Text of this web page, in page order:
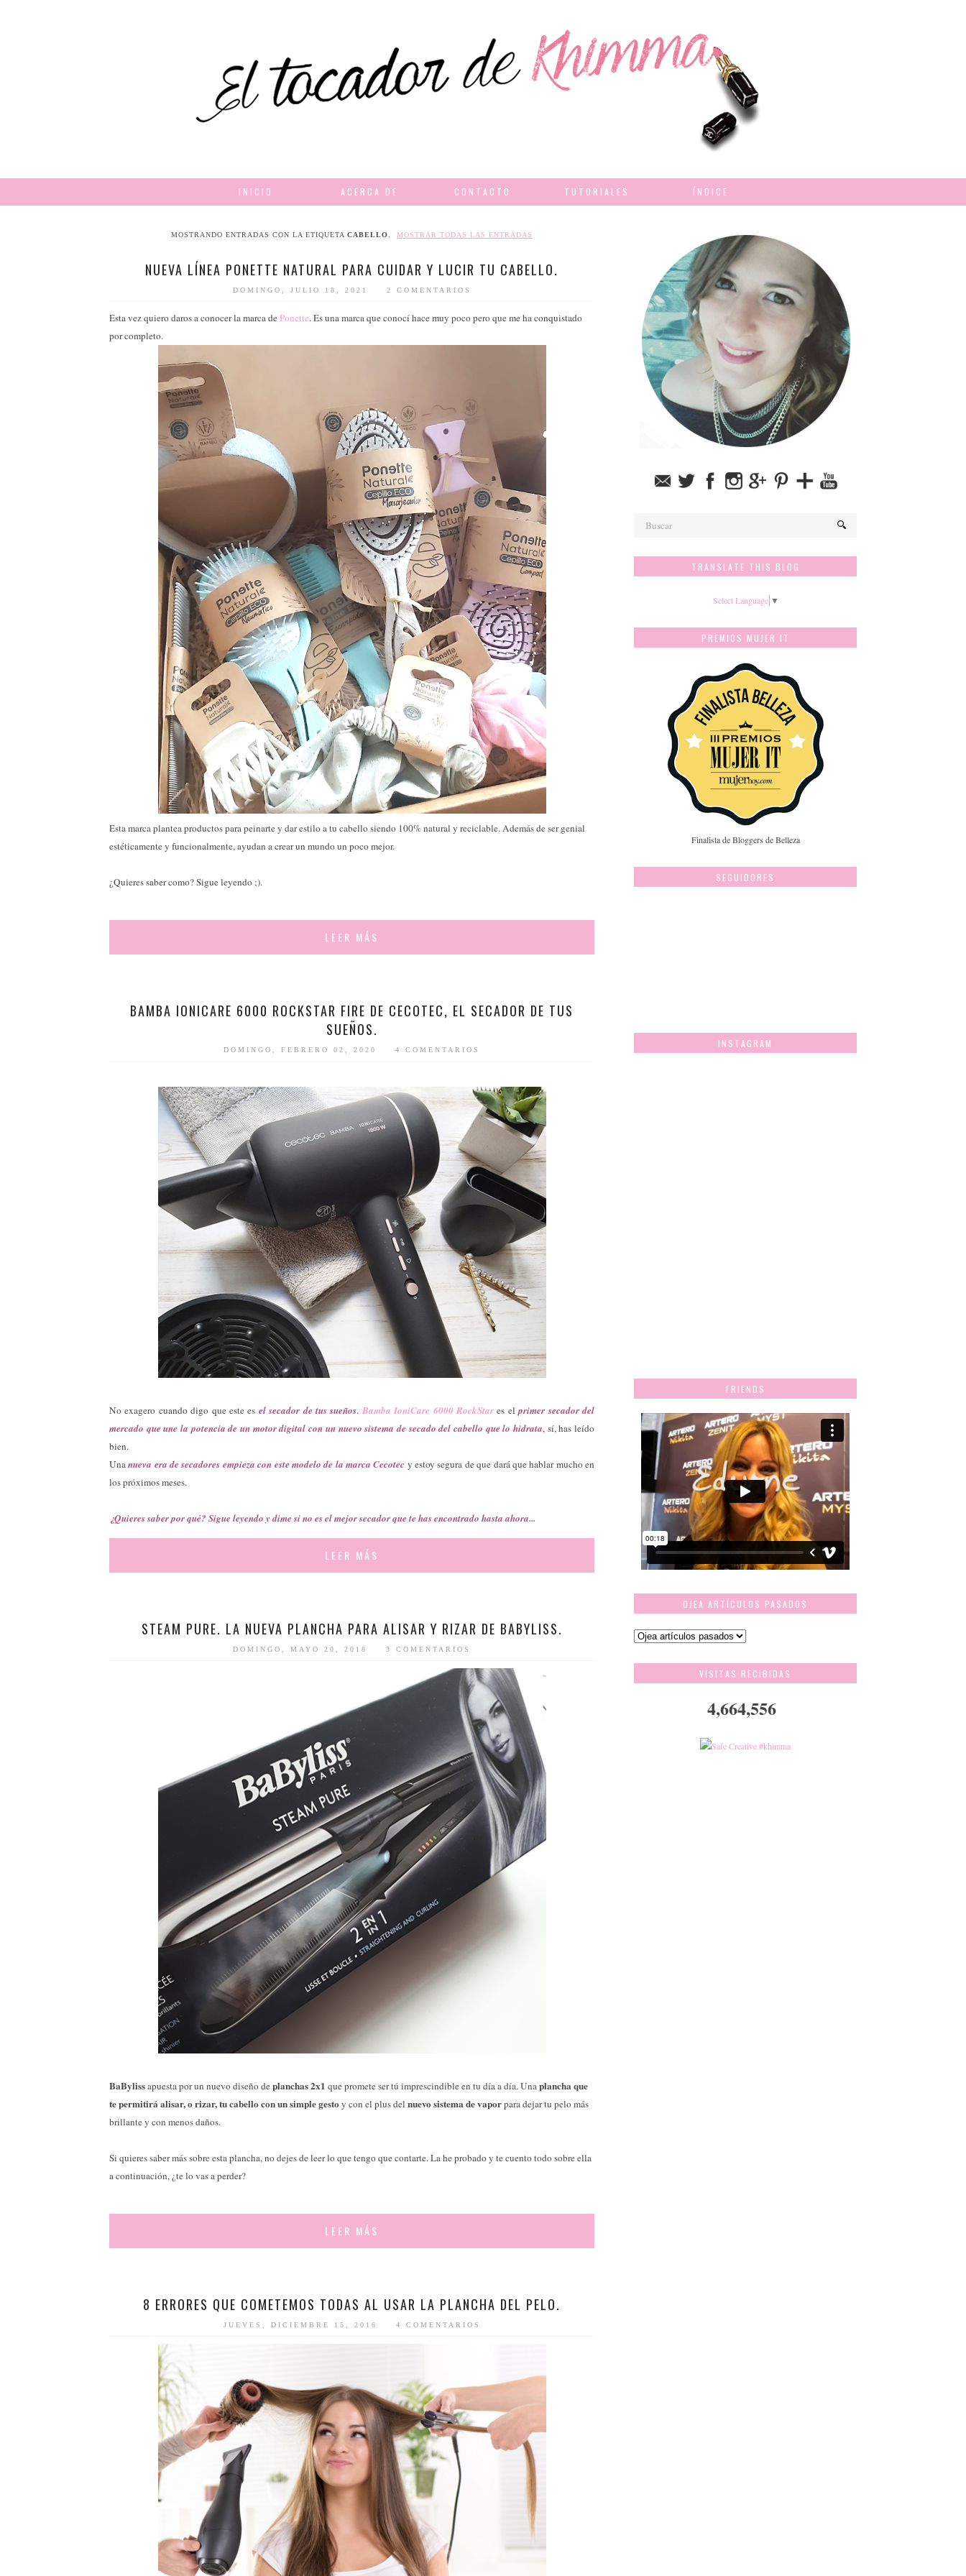
INICIO ACERCA DE CONTACTO TUTORIALES ÍNDICE
MOSTRANDO ENTRADAS CON LA ETIQUETA CABELLO MOSTRAR TODAS LAS ENTRADAS
NUEVA LÍNEA PONETTE NATURAL PARA CUIDAR Y LUCIR TU CABELLO.
DOMINGO, JULIO 18, 2021 2 COMENTARIOS
Esta vez quiero daros a conocer la marca dePonette. Es una marca que conocí hace muy poco pero que me ha conquistado
por completo.
Esta marca plantea productos para peinarte y dar estilo a tu cabello siendo 100% natural y reciclable. Además de ser genial
estéticamente y funcionalmente, ayudan a crear un mundo un poco mejor.
¿Quieres saber como? Sigue leyendo ;).
LEER MÁS
BAMBA IONICARE 6000 ROCKSTAR FIRE DE CECOTEC, EL SECADOR DE TUS
SUEÑOS.
DOMINGO, FEBRERO 02, 2020 4 COMENTARIOS
No exagero cuando digo que este es el secador de tus sueños. Bamba IoniCare 6000 RockStar es elprimer secador del
mercado que une la potencia de un motor digital con un nuevo sistema de secado del cabello que lo hidrata, sí, has leído
bien.
Unanueva era de secadores empieza con este modelo de la marca Cecotec y estoy segura de que dará que hablar mucho en
los próximos meses.
¿Quieres saber por qué? Sigue leyendo y dime si no es el mejor secador que te has encontrado hasta ahora...
LEER MÁS
STEAM PURE. LA NUEVA PLANCHA PARA ALISAR Y RIZAR DE BABYLISS.
DOMINGO, MAYO 20, 2018 3 COMENTARIOS
BaBylissapuesta por un nuevo diseño deplanchas 2x1 que promete ser tú imprescindible en tu día a día. Una plancha que
te permitirá alisar, o rizar, tu cabello con un simple gestoy con el plus del nuevo sistema de vaporpara dejar tu pelo más
brillante y con menos daños.
Si quieres saber más sobre esta plancha, no dejes de leer lo que tengo que contarte. La he probado y te cuento todo sobre ella
a continuación, ¿te lo vas a perder?
LEER MÁS
8 ERRORES QUE COMETEMOS TODAS AL USAR LA PLANCHA DEL PELO.
JUEVES, DICIEMBRE 15, 2016 4 COMENTARIOS
TRANSLATE THIS BLOG
Select Language ▼
PREMIOS MUJER IT
Finalista de Bloggers de Belleza
SEGUIDORES
INSTAGRAM
FRIENDS
OJEA ARTÍCULOS PASADOS
VISITAS RECIBIDAS
4,664,556